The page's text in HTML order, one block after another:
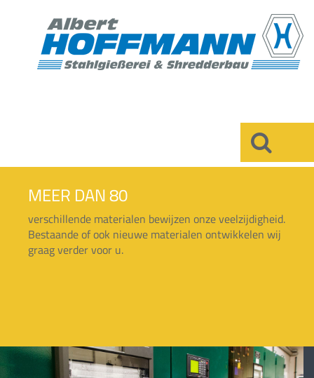
MEER DAN 80
verschillende materialen bewijzen onze veelzijdigheid.
Bestaande of ook nieuwe materialen ontwikkelen wij
graag verder voor u.